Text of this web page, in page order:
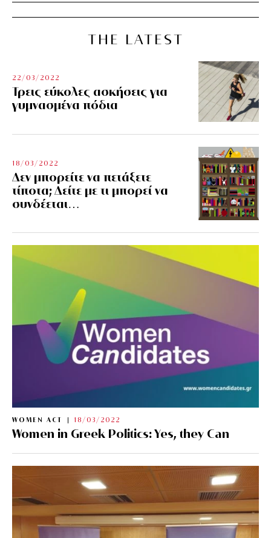
THE LATEST
22/03/2022
Τρεις εύκολες ασκήσεις για
γυμνασμένα πόδια
18/03/2022
Δεν μπορείτε να πετάξετε
τίποτα; Δείτε με τι μπορεί να
συνδέεται…
WOMEN ACT 18/03/2022
Women in Greek Politics: Yes, they Can